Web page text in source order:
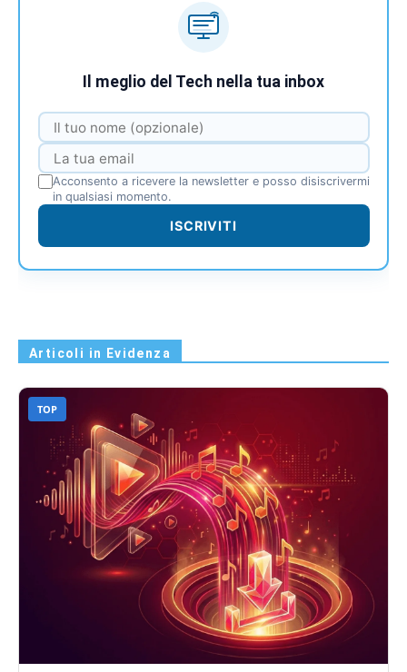
Il meglio del Tech nella tua inbox
Acconsento a ricevere la newsletter e posso disiscrivermi
in qualsiasi momento.
ISCRIVITI
Articoli in Evidenza
TOP